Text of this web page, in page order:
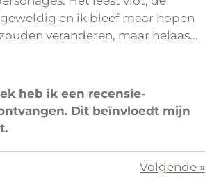
en ik bleef maar hopen
veranderen, maar helaas...
heb ik een recensie-
Dit beïnvloedt mijn
Volgende »